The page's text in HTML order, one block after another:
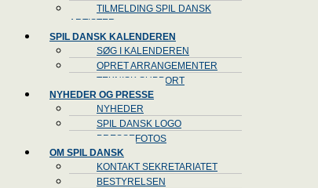
TILMELDING SPIL DANSK
ARTISTER
SPIL DANSK KALENDEREN
SØG I KALENDEREN
OPRET ARRANGEMENTER
TEKNISK SUPPORT
NYHEDER OG PRESSE
NYHEDER
SPIL DANSK LOGO
PRESSEFOTOS
OM SPIL DANSK
KONTAKT SEKRETARIATET
BESTYRELSEN